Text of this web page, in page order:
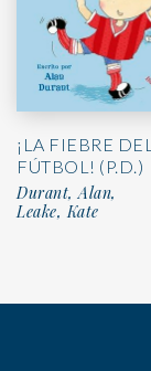
¡LA FIEBRE DEL
FÚTBOL! (P.D.)
Durant, Alan,
Leake, Kate